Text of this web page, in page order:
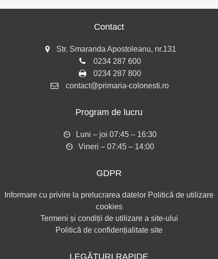
Contact
Str. Smaranda Apostoleanu, nr.131
0234 287 600
0234 287 800
contact@primaria-colonesti.ro
Program de lucru
Luni – joi 07:45 – 16:30
Vineri – 07:45 – 14:00
GDPR
Informare cu privire la prelucrarea datelor Politică de utilizare
cookies
Termeni și condiții de utilizare a site-ului
Politică de confidențialitate site
LEGĂTURI RAPIDE